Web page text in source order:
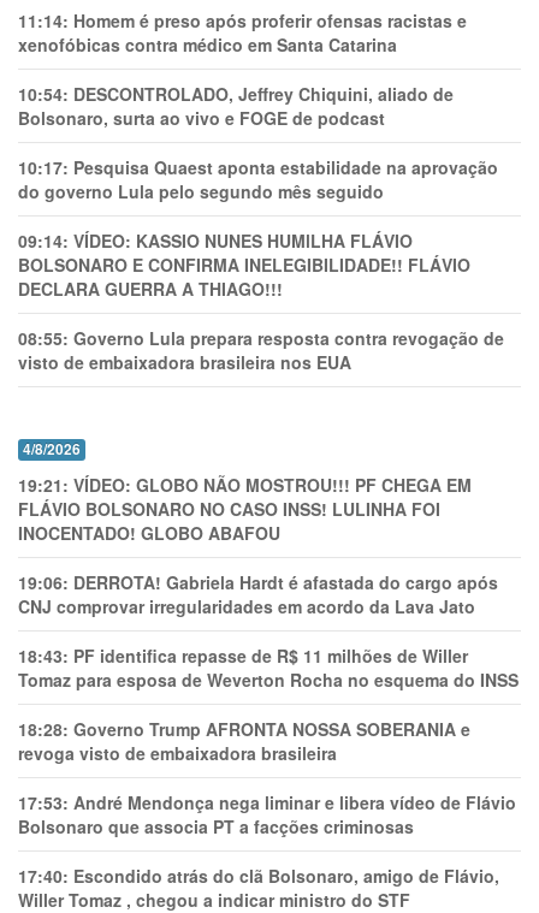
11:14: Homem é preso após proferir ofensas racistas e
xenofóbicas contra médico em Santa Catarina
10:54: DESCONTROLADO, Jeffrey Chiquini, aliado de
Bolsonaro, surta ao vivo e FOGE de podcast
10:17: Pesquisa Quaest aponta estabilidade na aprovação
do governo Lula pelo segundo mês seguido
09:14: VÍDEO: KASSIO NUNES HUMlLHA FLÁVIO
BOLSONARO E CONFIRMA INELEGIBILIDADE!! FLÁVIO
DECLARA GUERRA A THIAGO!!!
08:55: Governo Lula prepara resposta contra revogação de
visto de embaixadora brasileira nos EUA
4/8/2026
19:21: VÍDEO: GLOBO NÃO MOSTROU!!! PF CHEGA EM
FLÁVIO BOLSONARO NO CASO INSS! LULINHA FOI
INOCENTADO! GLOBO ABAFOU
19:06: DERROTA! Gabriela Hardt é afastada do cargo após
CNJ comprovar irregularidades em acordo da Lava Jato
18:43: PF identifica repasse de R$ 11 milhões de Willer
Tomaz para esposa de Weverton Rocha no esquema do INSS
18:28: Governo Trump AFRONTA NOSSA SOBERANIA e
revoga visto de embaixadora brasileira
17:53: André Mendonça nega liminar e libera vídeo de Flávio
Bolsonaro que associa PT a facções criminosas
17:40: Escondido atrás do clã Bolsonaro, amigo de Flávio,
Willer Tomaz , chegou a indicar ministro do STF